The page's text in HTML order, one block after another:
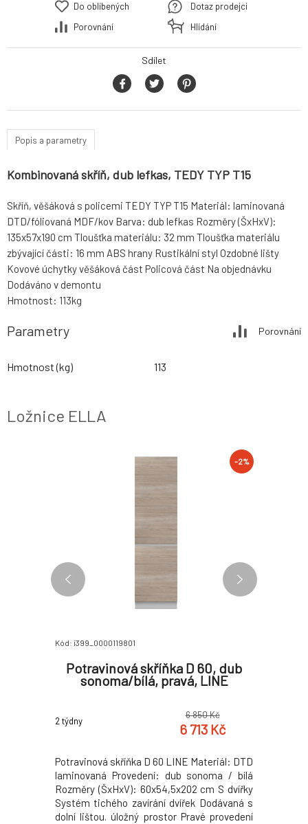
Do oblíbených
Porovnání
Dotaz prodejci
Hlídání
Sdílet
Popis a parametry
Kombinovaná skříň, dub lefkas, TEDY TYP T15
Skříň, věšáková s policemi TEDY TYP T15 Materiál: laminovaná
DTD/fóliovaná MDF/kov Barva: dub lefkas Rozměry (ŠxHxV):
135x57x190 cm Tloušťka materiálu: 32 mm Tloušťka materiálu
zbývající části: 16 mm ABS hrany Rustikální styl Ozdobné lišty
Kovové úchytky věšáková část Policová část Na objednávku
Dodáváno v demontu
Hmotnost: 113kg
Parametry Porovnání
Hmotnost (kg) 113
Ložnice ELLA
-2%
Kód: i399_0000119801
Potravinová skříňka D 60, dub
sonoma/bílá, pravá, LINE
2 týdny
6 850 Kč
6 713 Kč
Potravinová skříňka D 60 LINE Materiál: DTD
laminovaná Provedení: dub sonoma / bílá
Rozměry (ŠxHxV): 60x54,5x202 cm S dvířky
Systém tichého zavírání dvířek Dodávaná s
dolní lištou. úložný prostor Pravé provedení